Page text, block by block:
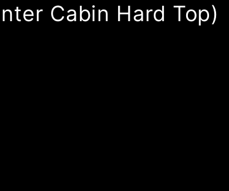
Cabin Hard Top)